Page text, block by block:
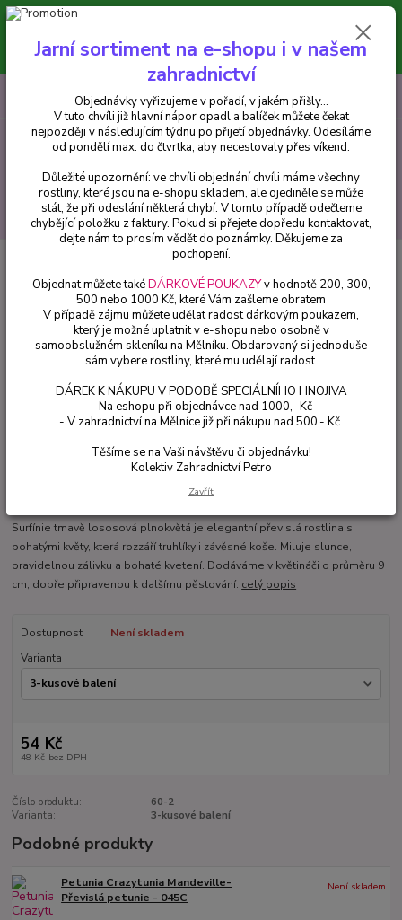
Minimální hodnota pro odeslání z e-shopu je 300 Kč.
V tuto chvíli již hlavní nápor objednávek opadl a balíček můžete čekat
nejpozději v následujícím týdnu po přijetí objednávky. Objednávky
vyřizujeme v pořadí, v jakém přišly...
Menu
CZK
Hledat
+420 602 223 614
Surfinie tmavě lososová - cena za kus v 3-
Surfinie tmavě lososová - cena za
kus v 3-kusovém balení
Ohodnotit produkt
Surfínie tmavě lososová plnokvětá je elegantní převislá rostlina s
bohatými květy, která rozzáří truhlíky i závěsné koše. Miluje slunce,
pravidelnou zálivku a bohaté kvetení. Dodáváme v květináči o průměru 9
cm, dobře připravenou k dalšímu pěstování. celý popis
Dostupnost
Není skladem
Varianta
54 Kč
48 Kč bez DPH
Číslo produktu:
60-2
Varianta:
3-kusové balení
Podobné produkty
Petunia Crazytunia Mandeville-
Převislá petunie - 045C
Není skladem
Jarní sortiment na e-shopu i v našem
zahradnictví
Objednávky vyřizujeme v pořadí, v jakém přišly...
V tuto chvíli již hlavní nápor opadl a balíček můžete čekat
nejpozději v následujícím týdnu po přijetí objednávky. Odesíláme
od pondělí max. do čtvrtka, aby necestovaly přes víkend.
Důležité upozornění: ve chvíli objednání chvíli máme všechny
rostliny, které jsou na e-shopu skladem, ale ojediněle se může
stát, že při odeslání některá chybí. V tomto případě odečteme
chybějící položku z faktury. Pokud si přejete dopředu kontaktovat,
dejte nám to prosím vědět do poznámky. Děkujeme za
pochopení.
Objednat můžete takéDÁRKOVÉ POUKAZYv hodnotě 200, 300,
500 nebo 1000 Kč, které Vám zašleme obratem
V případě zájmu můžete udělat radost dárkovým poukazem,
který je možné uplatnit v e-shopu nebo osobně v
samoobslužném skleníku na Mělníku. Obdarovaný si jednoduše
sám vybere rostliny, které mu udělají radost.
DÁREK K NÁKUPU V PODOBĚ SPECIÁLNÍHO HNOJIVA
- Na eshopu při objednávce nad 1000,- Kč
- V zahradnictví na Mělníce již při nákupu nad 500,- Kč.
Těšíme se na Vaši návštěvu či objednávku!
Kolektiv Zahradnictví Petro
Zavřít